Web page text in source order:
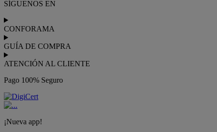
SÍGUENOS EN
CONFORAMA
GUÍA DE COMPRA
ATENCIÓN AL CLIENTE
Pago 100% Seguro
¡Nueva app!